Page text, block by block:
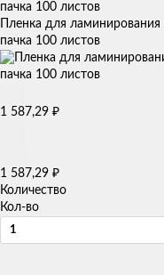
Пленка для
пачка 100 листов
1 587,29 ₽
1 587,29 ₽
Количество
Кол-во